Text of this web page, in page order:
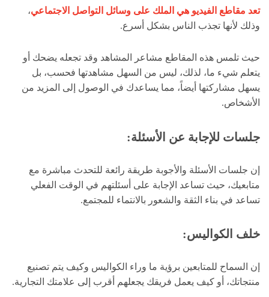
تعد مقاطع الفيديو هي الملك على وسائل التواصل الاجتماعي،
وذلك لأنها تجذب الناس بشكل أسرع.
حيث تلمس هذه المقاطع مشاعر المشاهد وقد تجعله يضحك أو
يتعلم شيء ما، لذلك، ليس من السهل مشاهدتها فحسب، بل
يسهل مشاركتها أيضاً، مما يساعدك في الوصول إلى المزيد من
الأشخاص.
جلسات للإجابة عن الأسئلة:
إن جلسات الأسئلة والأجوبة طريقة رائعة للتحدث مباشرة مع
متابعيك، حيث تساعد الإجابة على أسئلتهم في الوقت الفعلي
تساعد في بناء الثقة والشعور بالانتماء للمجتمع.
خلف الكواليس:
إن السماح للمتابعين برؤية ما وراء الكواليس وكيف يتم تصنيع
منتجاتك، أو كيف يعمل فريقك يجعلهم أقرب إلى علامتك التجارية.